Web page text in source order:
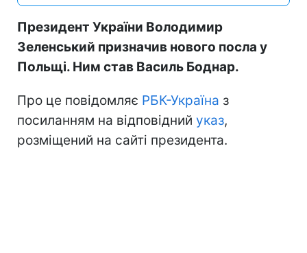
Президент України Володимир
Зеленський призначив нового посла у
Польщі. Ним став Василь Боднар.
Про це повідомляє РБК-Україна з
посиланням на відповідний указ,
розміщений на сайті президента.